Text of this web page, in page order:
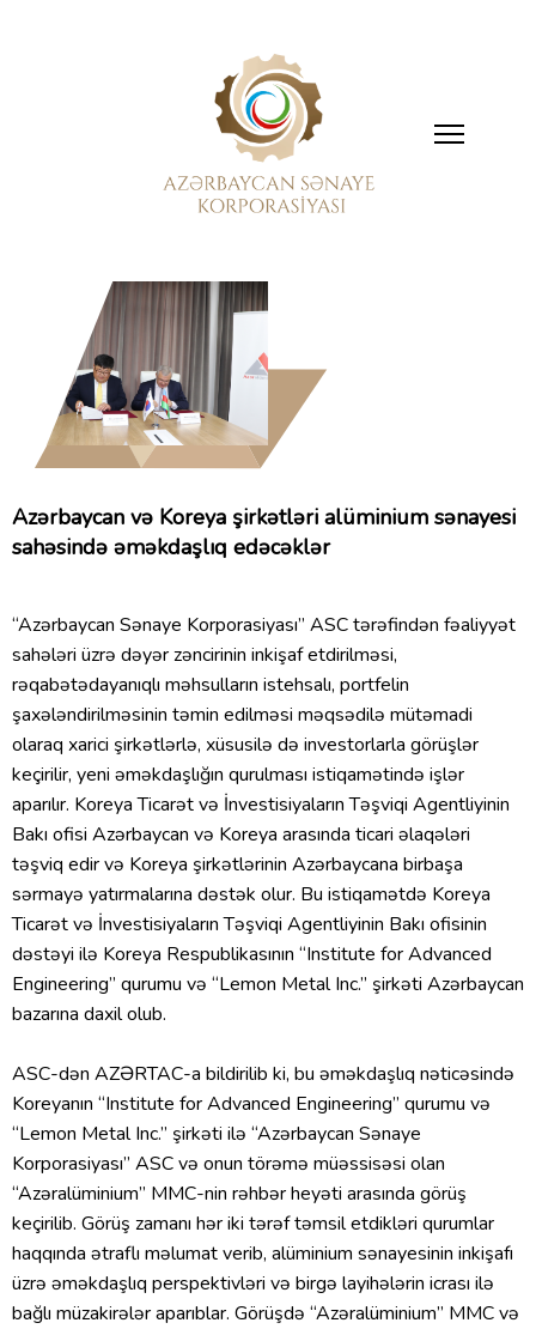
Azərbaycan və Koreya şirkətləri alüminium sənayesi
sahəsində əməkdaşlıq edəcəklər
“Azərbaycan Sənaye Korporasiyası” ASC tərəfindən fəaliyyət
sahələri üzrə dəyər zəncirinin inkişaf etdirilməsi,
rəqabətədayanıqlı məhsulların istehsalı, portfelin
şaxələndirilməsinin təmin edilməsi məqsədilə mütəmadi
olaraq xarici şirkətlərlə, xüsusilə də investorlarla görüşlər
keçirilir, yeni əməkdaşlığın qurulması istiqamətində işlər
aparılır. Koreya Ticarət və İnvestisiyaların Təşviqi Agentliyinin
Bakı ofisi Azərbaycan və Koreya arasında ticari əlaqələri
təşviq edir və Koreya şirkətlərinin Azərbaycana birbaşa
sərmayə yatırmalarına dəstək olur. Bu istiqamətdə Koreya
Ticarət və İnvestisiyaların Təşviqi Agentliyinin Bakı ofisinin
dəstəyi ilə Koreya Respublikasının “Institute for Advanced
Engineering” qurumu və “Lemon Metal Inc.” şirkəti Azərbaycan
bazarına daxil olub.
ASC-dən AZƏRTAC-a bildirilib ki, bu əməkdaşlıq nəticəsində
Koreyanın “Institute for Advanced Engineering” qurumu və
“Lemon Metal Inc.” şirkəti ilə “Azərbaycan Sənaye
Korporasiyası” ASC və onun törəmə müəssisəsi olan
“Azəralüminium” MMC-nin rəhbər heyəti arasında görüş
keçirilib. Görüş zamanı hər iki tərəf təmsil etdikləri qurumlar
haqqında ətraflı məlumat verib, alüminium sənayesinin inkişafı
üzrə əməkdaşlıq perspektivləri və birgə layihələrin icrası ilə
bağlı müzakirələr aparıblar. Görüşdə “Azəralüminium” MMC və